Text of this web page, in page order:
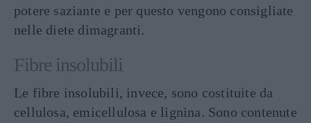
potere saziante e per questo vengono consigliate
nelle diete dimagranti.
Fibre insolubili
Le fibre insolubili, invece, sono costituite da
cellulosa, emicellulosa e lignina. Sono contenute